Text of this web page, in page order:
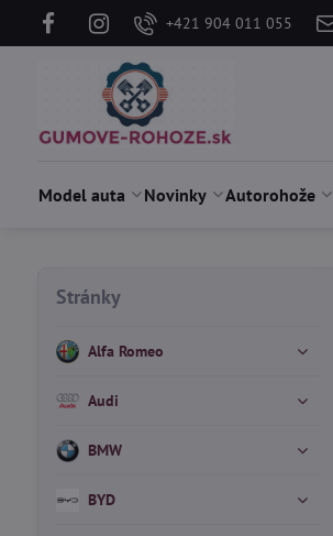
+421 904 011 055
Model auta Novinky Autorohože
Stránky
Alfa Romeo
Audi
BMW
BYD